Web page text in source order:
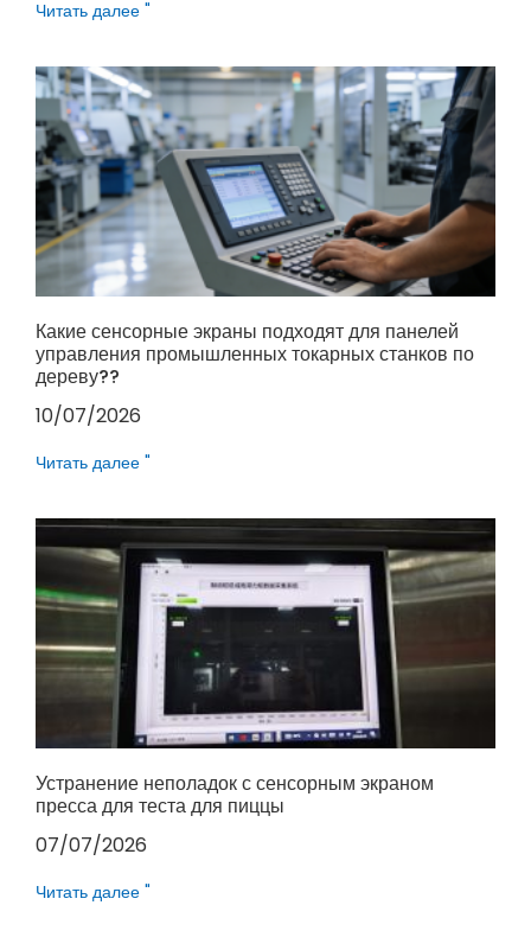
Читать далее "
Какие сенсорные экраны подходят для панелей
управления промышленных токарных станков по
дереву??
10/07/2026
Читать далее "
Устранение неполадок с сенсорным экраном
пресса для теста для пиццы
07/07/2026
Читать далее "